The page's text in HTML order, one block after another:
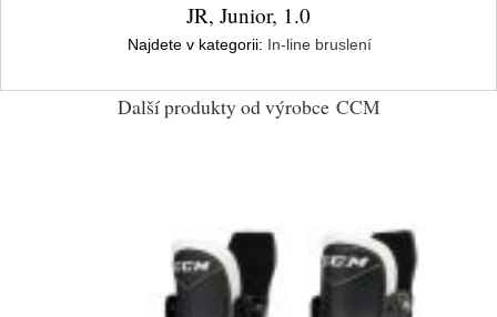
JR, Junior, 1.0
Najdete v kategorii: In-line bruslení
Další produkty od výrobce CCM